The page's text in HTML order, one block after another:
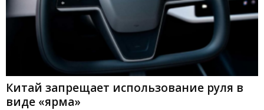
Китай запрещает использование руля в
виде «ярма»